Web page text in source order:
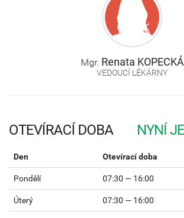
Mgr. Renata KOPECKÁ
VEDOUCÍ LÉKÁRNY
OTEVÍRACÍ DOBA
Den Otevírací doba
Pondělí 07:30 — 16:00
Úterý 07:30 — 16:00